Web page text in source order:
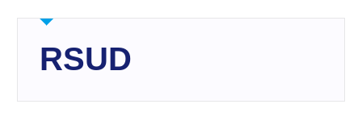
RSUD